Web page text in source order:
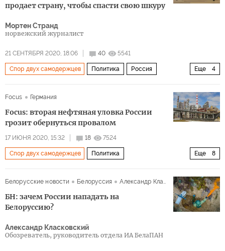
продает страну, чтобы спасти свою шкуру
Мортен Странд
норвежский журналист
21 СЕНТЯБРЯ 2020, 18:06 40 5541
Еще 4
Спор двух самодержцев Политика Россия
Тревожная белорусская осень
Focus Германия
Focus: вторая нефтяная уловка России
грозит обернуться провалом
17 ИЮНЯ 2020, 15:32 18 7524
Еще 8
Спор двух самодержцев Политика
Владимир Путин
Александр Лукашенко
Белорусские новости Белоруссия Александр Класковский
БН: зачем России нападать на
Белоруссию?
Александр Класковский
Обозреватель, руководитель отдела ИА БелаПАН